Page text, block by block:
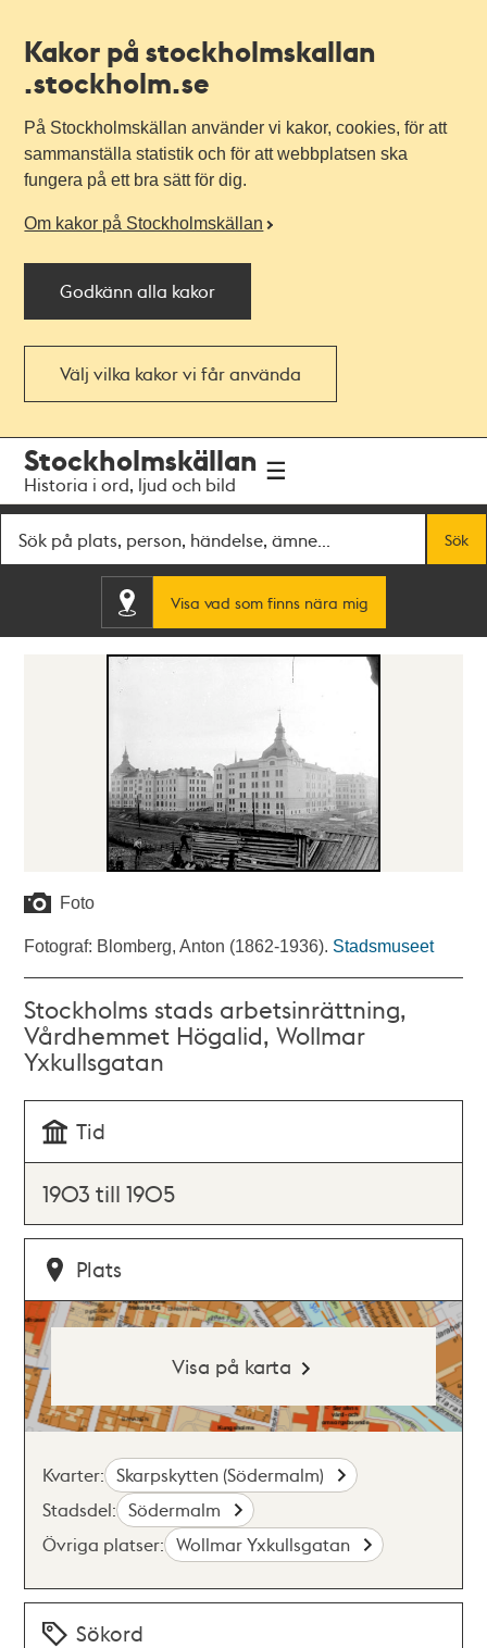
Kakor på stockholmskallan
.stockholm.se
På Stockholmskällan använder vi kakor, cookies, för att
sammanställa statistik och för att webbplatsen ska
fungera på ett bra sätt för dig.
Om kakor på Stockholmskällan
Godkänn alla kakor
Välj vilka kakor vi får använda
navigationen
huvudinnehållet
Stockholmskällan
Historia i ord, ljud och bild
Sök
Visa vad som finns nära mig
Foto
Fotograf: Blomberg, Anton (1862-1936). Stadsmuseet
Stockholms stads arbetsinrättning,
Vårdhemmet Högalid, Wollmar
Yxkullsgatan
Tid
1903 till 1905
Plats
Visa på karta
Kvarter: Skarpskytten (Södermalm)
Stadsdel: Södermalm
Övriga platser: Wollmar Yxkullsgatan
Sökord